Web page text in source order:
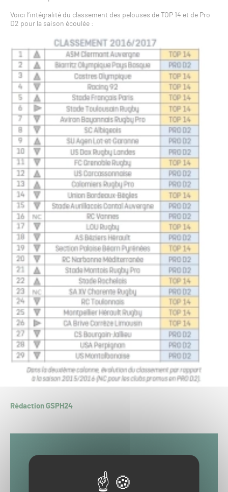
Voici l’intégralité du classement des pelouses de TOP 14 et de Pro
D2 pour la saison écoulée :
Rédaction GSPH24